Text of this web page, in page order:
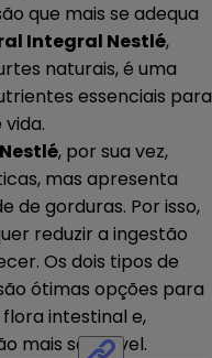
que mais se adequa
Integral Nestlé,
naturais, é uma
essenciais para
, por sua vez,
mas apresenta
de gorduras. Por isso,
reduzir a ingestão
Os dois tipos de
ótimas opções para
intestinal e,
mais saudável.